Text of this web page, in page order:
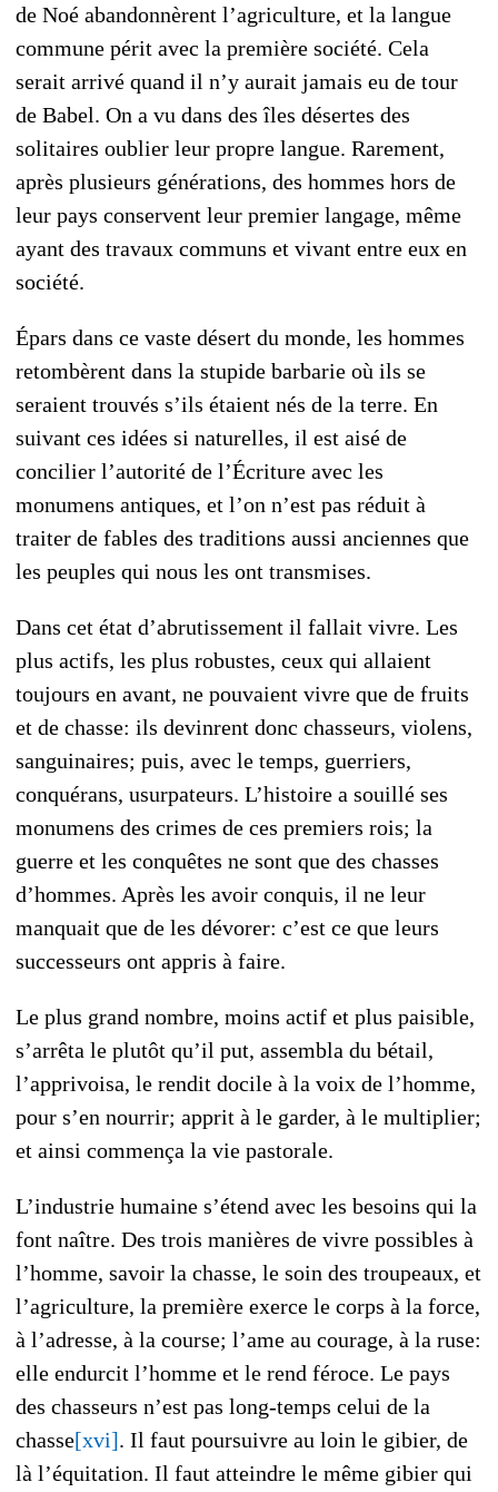
de Noé abandonnèrent l’agriculture, et la langue
commune périt avec la première société. Cela
serait arrivé quand il n’y aurait jamais eu de tour
de Babel. On a vu dans des îles désertes des
solitaires oublier leur propre langue. Rarement,
après plusieurs générations, des hommes hors de
leur pays conservent leur premier langage, même
ayant des travaux communs et vivant entre eux en
société.
Épars dans ce vaste désert du monde, les hommes
retombèrent dans la stupide barbarie où ils se
seraient trouvés s’ils étaient nés de la terre. En
suivant ces idées si naturelles, il est aisé de
concilier l’autorité de l’Écriture avec les
monumens antiques, et l’on n’est pas réduit à
traiter de fables des traditions aussi anciennes que
les peuples qui nous les ont transmises.
Dans cet état d’abrutissement il fallait vivre. Les
plus actifs, les plus robustes, ceux qui allaient
toujours en avant, ne pouvaient vivre que de fruits
et de chasse: ils devinrent donc chasseurs, violens,
sanguinaires; puis, avec le temps, guerriers,
conquérans, usurpateurs. L’histoire a souillé ses
monumens des crimes de ces premiers rois; la
guerre et les conquêtes ne sont que des chasses
d’hommes. Après les avoir conquis, il ne leur
manquait que de les dévorer: c’est ce que leurs
successeurs ont appris à faire.
Le plus grand nombre, moins actif et plus paisible,
s’arrêta le plutôt qu’il put, assembla du bétail,
l’apprivoisa, le rendit docile à la voix de l’homme,
pour s’en nourrir; apprit à le garder, à le multiplier;
et ainsi commença la vie pastorale.
L’industrie humaine s’étend avec les besoins qui la
font naître. Des trois manières de vivre possibles à
l’homme, savoir la chasse, le soin des troupeaux, et
l’agriculture, la première exerce le corps à la force,
à l’adresse, à la course; l’ame au courage, à la ruse:
elle endurcit l’homme et le rend féroce. Le pays
des chasseurs n’est pas long-temps celui de la
chasse[xvi]. Il faut poursuivre au loin le gibier, de
là l’équitation. Il faut atteindre le même gibier qui